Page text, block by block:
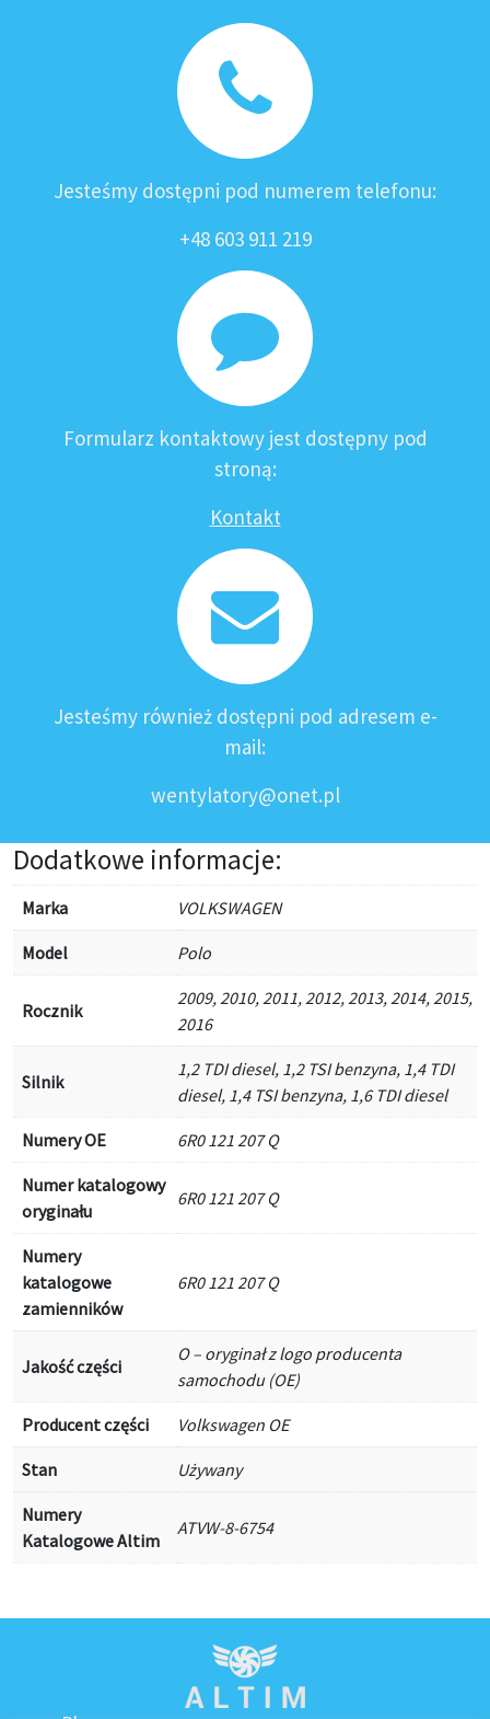
Jesteśmy dostępni pod numerem telefonu:
+48 603 911 219
Formularz kontaktowy jest dostępny pod
stroną:
Kontakt
Jesteśmy również dostępni pod adresem e-
mail:
wentylatory@onet.pl
Dodatkowe informacje:
Marka VOLKSWAGEN
Model Polo
Rocznik
2009, 2010, 2011, 2012, 2013, 2014, 2015,
2016
Silnik
1,2 TDI diesel, 1,2 TSI benzyna, 1,4 TDI
diesel, 1,4 TSI benzyna, 1,6 TDI diesel
Numery OE 6R0 121 207 Q
Numer katalogowy
oryginału
6R0 121 207 Q
Numery
katalogowe
zamienników
6R0 121 207 Q
Jakość części
O – oryginał z logo producenta
samochodu (OE)
Producent części Volkswagen OE
Stan Używany
Numery
Katalogowe Altim
ATVW-8-6754